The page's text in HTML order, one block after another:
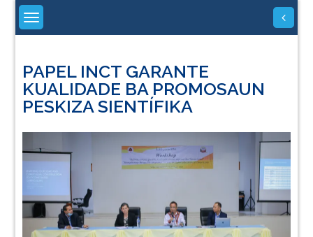
Skip
content
PAPEL INCT GARANTE
KUALIDADE BA PROMOSAUN
PESKIZA SIENTÍFIKA